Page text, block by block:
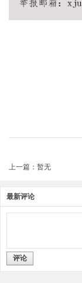
上一篇：暂无
最新评论
评论